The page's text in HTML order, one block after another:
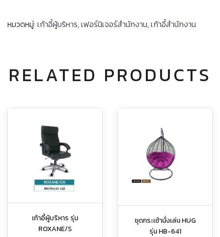
หมวดหมู่: เก้าอี้ผู้บริหาร,เฟอร์นิเจอร์สำนักงาน,เก้าอี้สำนักงาน
RELATED PRODUCTS
เก้าอี้ผู้บริหาร รุ่น
ROXANE/S
ชุดกระเช้านั่งเล่น HUG
รุ่น HB-641